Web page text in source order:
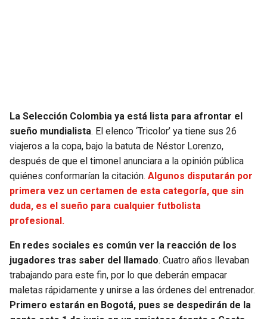
PACKERS
VIKINGS
FALCONS
PANTHERS
TIMBERWOLVES
THUNDER
TRAIL BLAZERS
JAZZ
La Selección Colombia ya está lista para afrontar el
sueño mundialista. El elenco ‘Tricolor’ ya tiene sus 26
viajeros a la copa, bajo la batuta de Néstor Lorenzo,
después de que el timonel anunciara a la opinión pública
quiénes conformarían la citación. Algunos disputarán por
primera vez un certamen de esta categoría, que sin
duda, es el sueño para cualquier futbolista
profesional.
En redes sociales es común ver la reacción de los
jugadores tras saber del llamado. Cuatro años llevaban
trabajando para este fin, por lo que deberán empacar
maletas rápidamente y unirse a las órdenes del entrenador.
Primero estarán en Bogotá, pues se despedirán de la